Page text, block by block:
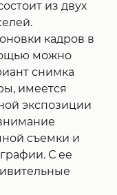
из двух
кадров в
можно
снимка
имеется
экспозиции
съемки и
С ее